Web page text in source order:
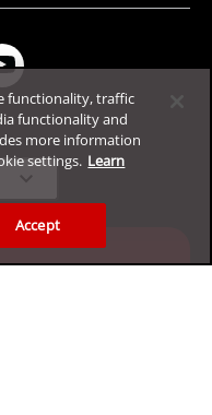
expand_more
de
functionality, traffic
functionality and
more information
settings. Learn
Accept